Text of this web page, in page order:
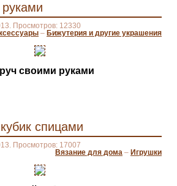
Просмотров: 12330
– Бижутерия и другие украшения
своими руками
спицами
Просмотров: 17007
Вязание для дома – Игрушки